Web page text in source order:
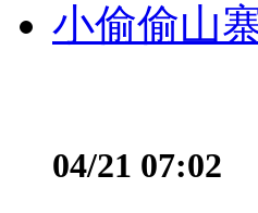
小偷偷山
04/21 07:02